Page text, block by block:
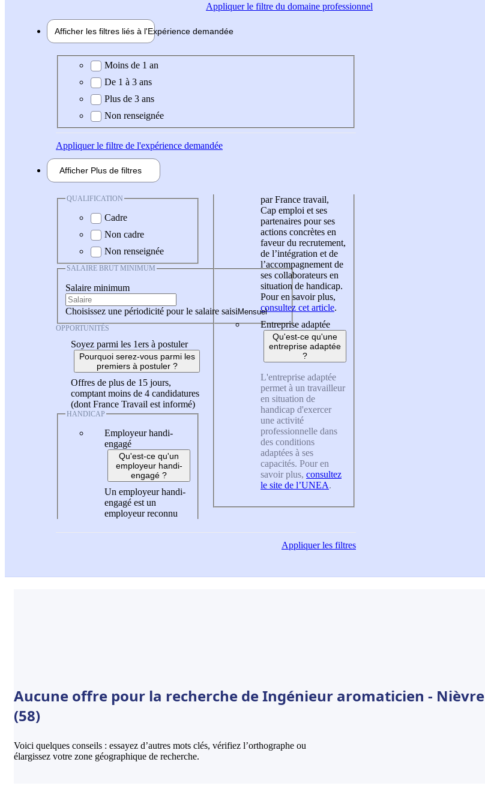
Appliquerle filtre du domaine professionnel
Afficher les filtres liés à l'Expérience demandée
Expérience demandée
Moins de 1 an
De 1 à 3 ans
Plus de 3 ans
Non renseignée
Appliquerle filtre de l'expérience demandée
Afficher Plus de filtres
QUALIFICATION
Cadre
Non cadre
Non renseignée
SALAIRE BRUT MINIMUM
Salaire minimum
Choisissez une périodicité pour le salaire saisi
OPPORTUNITÉS
Soyez parmi les 1ers à postuler
Pourquoi serez-vous parmi les
premiers à postuler ?
Offres de plus de 15 jours,
comptant moins de 4 candidatures
(dont France Travail est informé)
HANDICAP
Employeur handi-
engagé
Qu'est-ce qu'un
employeur handi-
engagé ?
Un employeur handi-
engagé est un
employeur reconnu
par France travail,
Cap emploi et ses
partenaires pour ses
actions concrètes en
faveur du recrutement,
de l’intégration et de
l’accompagnement de
ses collaborateurs en
situation de handicap.
Pour en savoir plus,
consultez cet article.
Entreprise adaptée
Qu'est-ce qu'une
entreprise adaptée
?
L'entreprise adaptée
permet à un travailleur
en situation de
handicap d'exercer
une activité
professionnelle dans
des conditions
adaptées à ses
capacités. Pour en
savoir plus, consultez
le site de l’UNEA.
Appliquerles filtres
Aucune offre pour la recherche de Ingénieur aromaticien - Nièvre
(58)
Voici quelques conseils : essayez d’autres mots clés, vérifiez l’orthographe ou
élargissez votre zone géographique de recherche.